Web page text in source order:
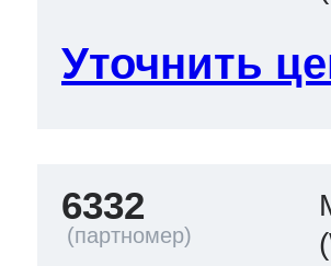
Уточнить
6332